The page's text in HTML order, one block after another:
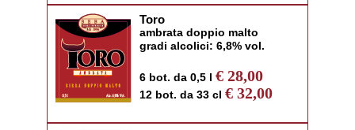
Toro
ambrata doppio malto
gradi alcolici: 6,8% vol.
6 bot. da 0,5 l € 28,00
12 bot. da 33 cl € 32,00